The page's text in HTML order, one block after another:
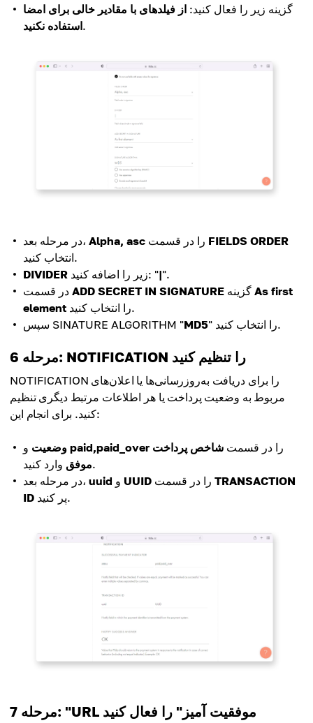
گزینه زیر را فعال کنید: از فیلدهای با مقادیر خالی برای امضا
استفاده نکنید.
در مرحله بعد، Alpha, asc
FIELDS ORDER
انتخاب کنید.
DIVIDER
زیر را اضافه کنید: "|".
ADD SECRET IN SIGNATURE
As first
element
را انتخاب کنید.
سپس SINATURE ALGORITHM "MD5 " را انتخاب کنید.
مرحله 6: NOTIFICATION را تنظیم کنید
NOTIFICATION را برای دریافت به‌روزرسانی‌ها یا اعلان‌های
مربوط به وضعیت پرداخت یا هر اطلاعات مرتبط دیگری تنظیم
کنید. برای انجام این:
وضعیت paid,paid_over را در قسمت شاخص پرداخت
موفقوارد کنید.
در مرحله بعد، uuid UUID
TRANSACTION
ID
پر کنید.
مرحله 7: "URL موفقیت آمیز" را فعال کنید